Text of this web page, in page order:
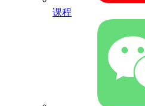
课程